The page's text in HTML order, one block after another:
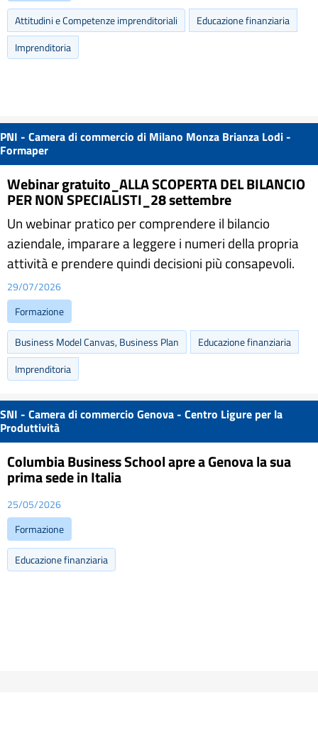
Attitudini e Competenze imprenditoriali
Educazione finanziaria
Imprenditoria
PNI - Camera di commercio di Milano Monza Brianza Lodi -
Formaper
Webinar gratuito_ALLA SCOPERTA DEL BILANCIO
PER NON SPECIALISTI_28 settembre
Un webinar pratico per comprendere il bilancio
aziendale, imparare a leggere i numeri della propria
attività e prendere quindi decisioni più consapevoli.
29/07/2026
Formazione
Business Model Canvas, Business Plan
Educazione finanziaria
Imprenditoria
SNI - Camera di commercio Genova - Centro Ligure per la
Produttività
Columbia Business School apre a Genova la sua
prima sede in Italia
25/05/2026
Formazione
Educazione finanziaria